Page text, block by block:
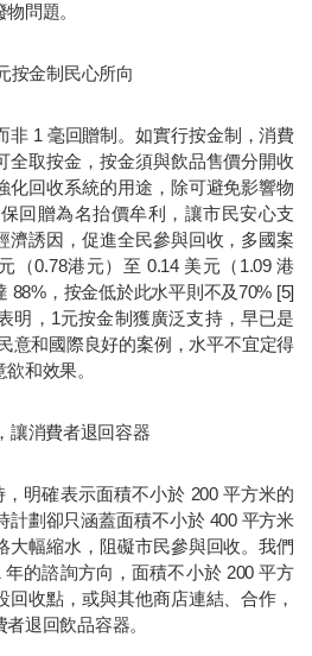
問題。
元按金制民心所向
非 1 毫回贈制。如實行按金制，消費
全取按金，按金須與飲品售價分開收
化回收系統的用途，除可避免影響物
回贈為名抬價牟利，讓市民安心支
濟誘因，促進全民參與回收，多國案
（0.78港元）至 0.14 美元（1.09 港
88%，按金低於此水平則不及70% [5]
明，1元按金制獲廣泛支持，早已是
意和國際良好的案例，水平不宜定得
和效果。
，讓消費者退回容器
明確表示面積不小於 200 平方米的
計劃卻只涵蓋面積不小於 400 平方米
大幅縮水，阻礙市民參與回收。我們
的諮詢方向，面積不小於 200 平方
收點，或與其他商店連結、合作，
退回飲品容器。